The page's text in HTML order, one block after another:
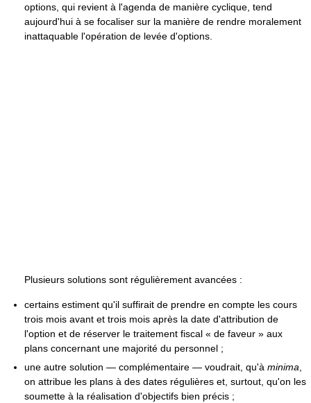
options, qui revient à l'agenda de manière cyclique, tend
aujourd'hui à se focaliser sur la manière de rendre moralement
inattaquable l'opération de levée d'options.
Plusieurs solutions sont régulièrement avancées :
certains estiment qu'il suffirait de prendre en compte les cours
trois mois avant et trois mois après la date d'attribution de
l'option et de réserver le traitement fiscal « de faveur » aux
plans concernant une majorité du personnel ;
une autre solution — complémentaire — voudrait, qu'à minima
on attribue les plans à des dates régulières et, surtout, qu'on les
soumette à la réalisation d'objectifs bien précis ;